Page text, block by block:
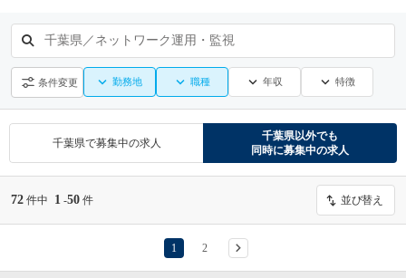
千葉県／ネットワーク運用・監視
条件変更 勤務地 職種 年収 特徴
千葉県で募集中の求人
千葉県以外でも
同時に募集中の求人
72 件中 1 -50 件 並び替え
1 2